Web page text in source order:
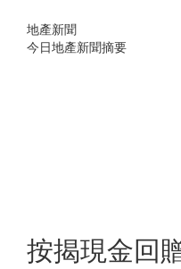
地產新聞
今日地產新聞摘要
按揭現金回